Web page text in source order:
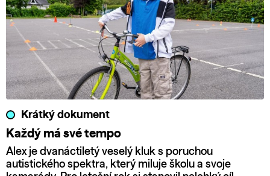
Krátký dokument
Každý má své tempo
Alex je dvanáctiletý veselý kluk s poruchou
autistického spektra, který miluje školu a svoje